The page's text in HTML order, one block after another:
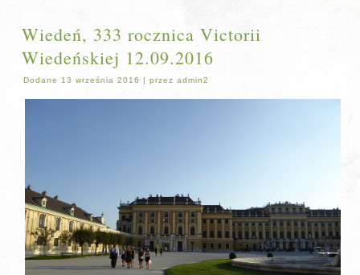
Wiedeń, 333 rocznica Victorii
Wiedeńskiej 12.09.2016
Dodane 13 września 2016 |przez admin2